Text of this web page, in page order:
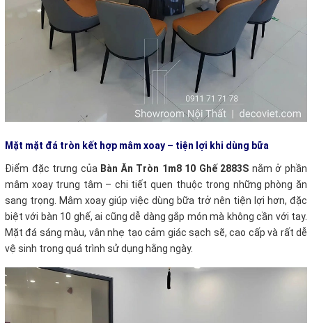
Mặt mặt đá tròn kết hợp mâm xoay – tiện lợi khi dùng bữa
Điểm đặc trưng của Bàn Ăn Tròn 1m8 10 Ghế 2883S nằm ở phần
mâm xoay trung tâm – chi tiết quen thuộc trong những phòng ăn
sang trọng. Mâm xoay giúp việc dùng bữa trở nên tiện lợi hơn, đặc
biệt với bàn 10 ghế, ai cũng dễ dàng gắp món mà không cần với tay.
Mặt đá sáng màu, vân nhẹ tạo cảm giác sạch sẽ, cao cấp và rất dễ
vệ sinh trong quá trình sử dụng hằng ngày.